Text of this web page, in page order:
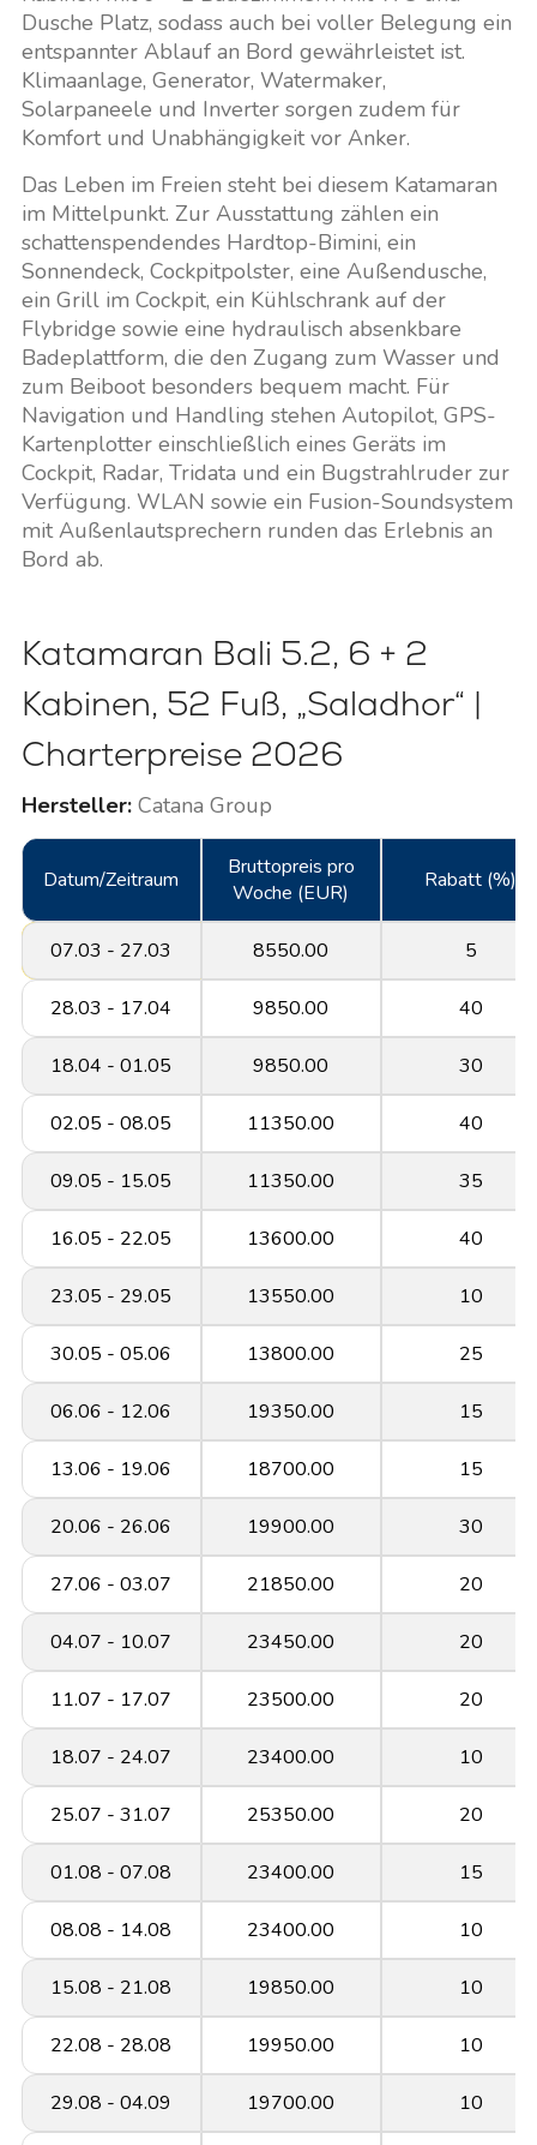
Dusche Platz, sodass auch bei voller Belegung ein
entspannter Ablauf an Bord gewährleistet ist.
Klimaanlage, Generator, Watermaker,
Solarpaneele und Inverter sorgen zudem für
Komfort und Unabhängigkeit vor Anker.
Das Leben im Freien steht bei diesem Katamaran
im Mittelpunkt. Zur Ausstattung zählen ein
schattenspendendes Hardtop-Bimini, ein
Sonnendeck, Cockpitpolster, eine Außendusche,
ein Grill im Cockpit, ein Kühlschrank auf der
Flybridge sowie eine hydraulisch absenkbare
Badeplattform, die den Zugang zum Wasser und
zum Beiboot besonders bequem macht. Für
Navigation und Handling stehen Autopilot, GPS-
Kartenplotter einschließlich eines Geräts im
Cockpit, Radar, Tridata und ein Bugstrahlruder zur
Verfügung. WLAN sowie ein Fusion-Soundsystem
mit Außenlautsprechern runden das Erlebnis an
Bord ab.
Katamaran Bali 5.2, 6 + 2
Kabinen, 52 Fuß, „Saladhor“ |
Charterpreise 2026
Hersteller:Catana Group
Datum/Zeitraum
Bruttopreis pro
Woche (EUR)
Rabatt (%)
07.03 - 27.03 8550.00 5
28.03 - 17.04 9850.00 40
18.04 - 01.05 9850.00 30
02.05 - 08.05 11350.00 40
09.05 - 15.05 11350.00 35
16.05 - 22.05 13600.00 40
23.05 - 29.05 13550.00 10
30.05 - 05.06 13800.00 25
06.06 - 12.06 19350.00 15
13.06 - 19.06 18700.00 15
20.06 - 26.06 19900.00 30
27.06 - 03.07 21850.00 20
04.07 - 10.07 23450.00 20
11.07 - 17.07 23500.00 20
18.07 - 24.07 23400.00 10
25.07 - 31.07 25350.00 20
01.08 - 07.08 23400.00 15
08.08 - 14.08 23400.00 10
15.08 - 21.08 19850.00 10
22.08 - 28.08 19950.00 10
29.08 - 04.09 19700.00 10